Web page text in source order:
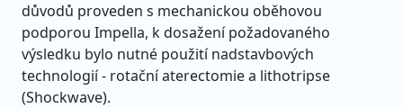
důvodů proveden s mechanickou oběhovou
podporou Impella, k dosažení požadovaného
výsledku bylo nutné použití nadstavbových
technologií - rotační aterectomie a lithotripse
(Shockwave).